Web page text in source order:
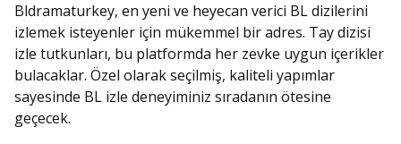
Bldramaturkey, en yeni ve heyecan verici BL dizilerini
izlemek isteyenler için mükemmel bir adres. Tay dizisi
izle tutkunları, bu platformda her zevke uygun içerikler
bulacaklar. Özel olarak seçilmiş, kaliteli yapımlar
sayesinde BL izle deneyiminiz sıradanın ötesine
geçecek.